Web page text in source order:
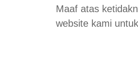
Maaf atas
website kami